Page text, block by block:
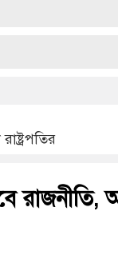
রাজনীতি,